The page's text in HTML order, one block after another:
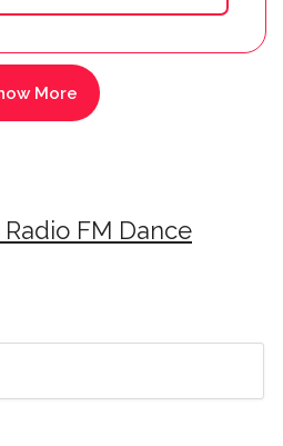
FM Dance